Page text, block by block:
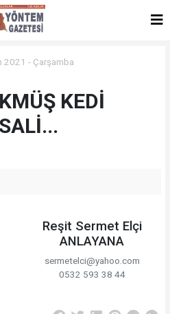
2021 - Çarşamba
KEDİ
Reşit Sermet Elçi
ANLAYANA
sermetelci@yahoo.com
0532 593 38 44